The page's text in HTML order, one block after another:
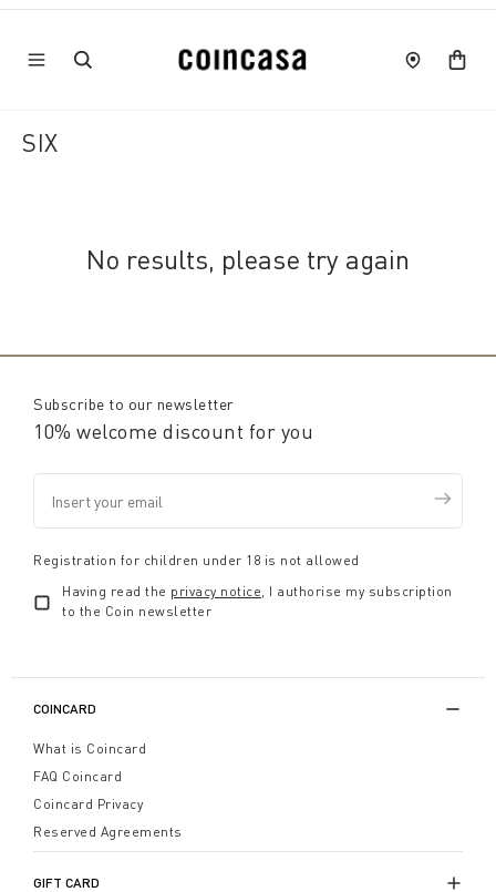
SIX
No results, please try again
Subscribe to our newsletter
10% welcome discount for you
Registration for children under 18 is not allowed
Having read the privacy notice, I authorise my subscription
to the Coin newsletter
COINCARD
What is Coincard
FAQ Coincard
Coincard Privacy
Reserved Agreements
GIFT CARD